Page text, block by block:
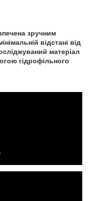
зручним
відстані від
матеріал
гідрофільного